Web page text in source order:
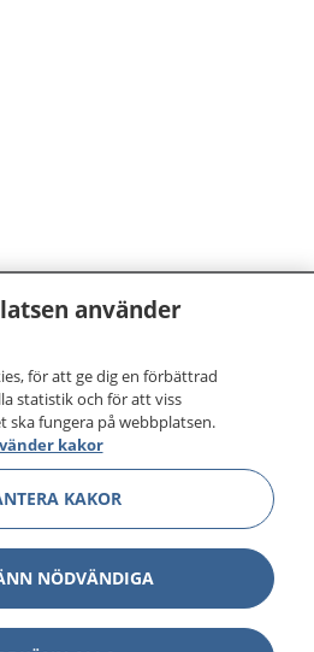
använder
för att ge dig en förbättrad
statistik och för att viss
fungera på webbplatsen.
kakor
KAKOR
NÖDVÄNDIGA